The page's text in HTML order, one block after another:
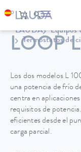
LAUDA Equipos
Termostatos de
LOOP
Los dos modelos L
una potencia de frío
centra en
requisitos de
eficientes desde el
carga parcial.